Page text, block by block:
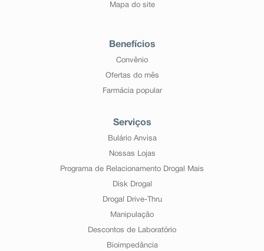
Mapa do site
Benefícios
Convênio
Ofertas do mês
Farmácia popular
Serviços
Bulário Anvisa
Nossas Lojas
Programa de Relacionamento Drogal Mais
Disk Drogal
Drogal Drive-Thru
Manipulação
Descontos de Laboratório
Bioimpedância